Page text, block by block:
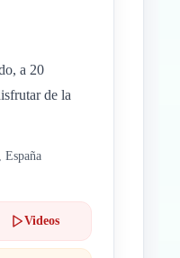
a 20
de la
España
Videos